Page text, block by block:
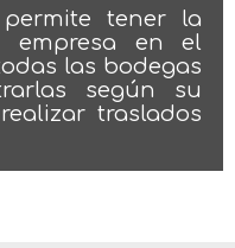
tener la
empresa en el
las bodegas
según su
traslados